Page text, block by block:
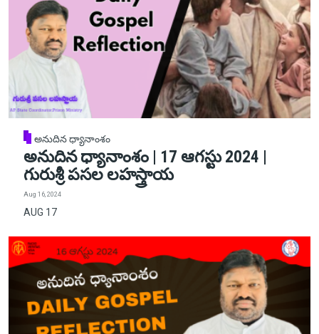
అనుదిన ధ్యానాంశం
అనుదిన ధ్యానాంశం | 17 ఆగస్టు 2024 |
గురుశ్రీ పసల లహస్త్రాయ
Aug 16, 2024
AUG 17